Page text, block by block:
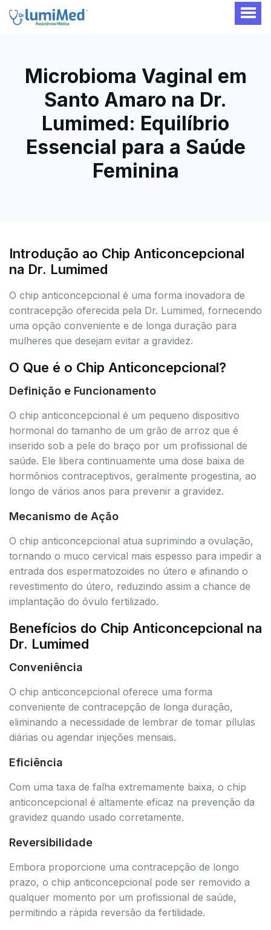
Microbioma Vaginal em
Santo Amaro na Dr.
Lumimed: Equilíbrio
Essencial para a Saúde
Feminina
Introdução ao Chip Anticoncepcional
na Dr. Lumimed
O chip anticoncepcional é uma forma inovadora de
contracepção oferecida pela Dr. Lumimed, fornecendo
uma opção conveniente e de longa duração para
mulheres que desejam evitar a gravidez.
O Que é o Chip Anticoncepcional?
Definição e Funcionamento
O chip anticoncepcional é um pequeno dispositivo
hormonal do tamanho de um grão de arroz que é
inserido sob a pele do braço por um profissional de
saúde. Ele libera continuamente uma dose baixa de
hormônios contraceptivos, geralmente progestina, ao
longo de vários anos para prevenir a gravidez.
Mecanismo de Ação
O chip anticoncepcional atua suprimindo a ovulação,
tornando o muco cervical mais espesso para impedir a
entrada dos espermatozoides no útero e afinando o
revestimento do útero, reduzindo assim a chance de
implantação do óvulo fertilizado.
Benefícios do Chip Anticoncepcional na
Dr. Lumimed
Conveniência
O chip anticoncepcional oferece uma forma
conveniente de contracepção de longa duração,
eliminando a necessidade de lembrar de tomar pílulas
diárias ou agendar injeções mensais.
Eficiência
Com uma taxa de falha extremamente baixa, o chip
anticoncepcional é altamente eficaz na prevenção da
gravidez quando usado corretamente.
Reversibilidade
Embora proporcione uma contracepção de longo
prazo, o chip anticoncepcional pode ser removido a
qualquer momento por um profissional de saúde,
permitindo a rápida reversão da fertilidade.